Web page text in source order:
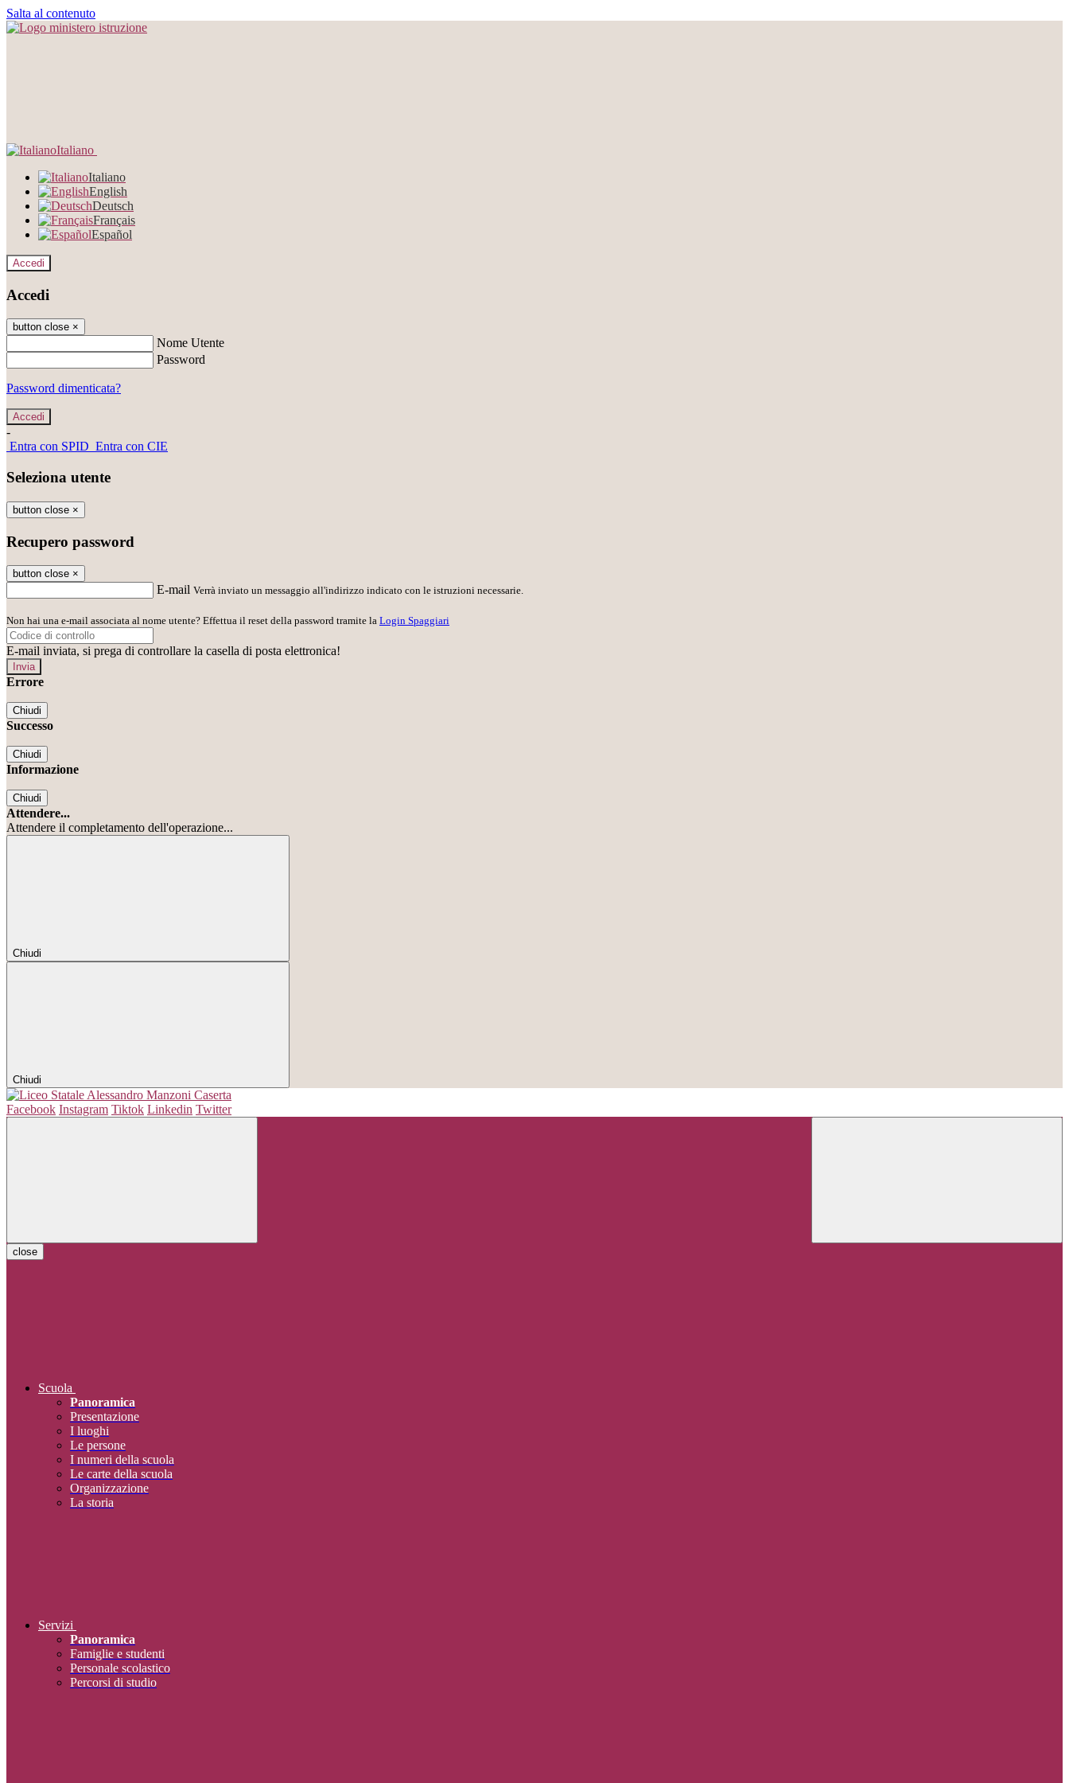
Salta al contenuto
Italiano
Italiano
English
Deutsch
Français
Español
Accedi
Accedi
button close ×
Nome Utente
Password
Password dimenticata?
-
Entra con SPID Entra con CIE
Seleziona utente
button close ×
Recupero password
button close ×
E-mail Verrà inviato un messaggio all'indirizzo indicato con le istruzioni necessarie.
Non hai una e-mail associata al nome utente? Effettua il reset della password tramite la Login Spaggiari
E-mail inviata, si prega di controllare la casella di posta elettronica!
Errore
Chiudi
Successo
Chiudi
Informazione
Chiudi
Attendere...
Attendere il completamento dell'operazione...
Chiudi
Chiudi
Facebook Instagram Tiktok Linkedin Twitter
close
Scuola
Panoramica
Presentazione
I luoghi
Le persone
I numeri della scuola
Le carte della scuola
Organizzazione
La storia
Servizi
Panoramica
Famiglie e studenti
Personale scolastico
Percorsi di studio